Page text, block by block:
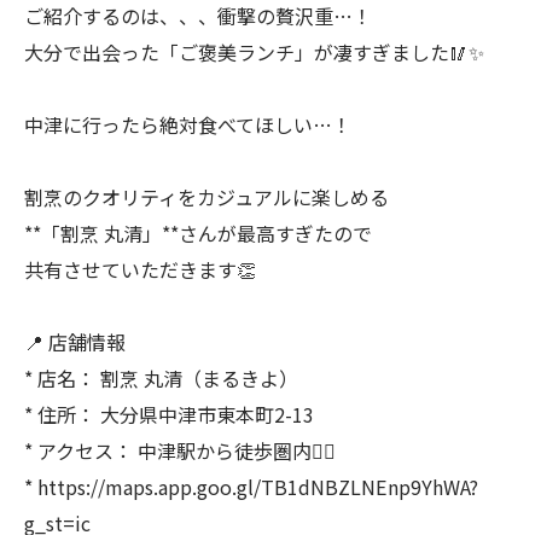
ご紹介するのは、、、衝撃の贅沢重…！
大分で出会った「ご褒美ランチ」が凄すぎました🥢✨
中津に行ったら絶対食べてほしい…！
割烹のクオリティをカジュアルに楽しめる
**「割烹 丸清」**さんが最高すぎたので
共有させていただきます👏
📍 店舗情報
* 店名： 割烹 丸清（まるきよ）
* 住所： 大分県中津市東本町2-13
* アクセス： 中津駅から徒歩圏内🚶‍♂️
* https://maps.app.goo.gl/TB1dNBZLNEnp9YhWA?
g_st=ic